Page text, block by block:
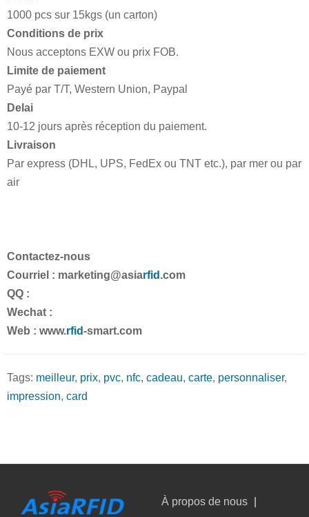
1000 pcs sur 15kgs (un carton)
Conditions de prix
Nous acceptons EXW ou prix FOB.
Limite de paiement
Payé par T/T, Western Union, Paypal
Delai
10-12 jours après réception du paiement.
Livraison
Par express (DHL, UPS, FedEx ou TNT etc.), par mer ou par
air
Contactez-nous
Courriel : marketing@asiarfid .com
QQ :
Wechat :
Web : www.rfid-smart.com
Tags: meilleur, prix, pvc, nfc, cadeau, carte, personnaliser,
impression, card
À propos de nous